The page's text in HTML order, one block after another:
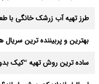
طرز تهیه آب زرشک خانگی با
بهترین و پربیننده ترین
ساده ترین روش تهیه “کیک